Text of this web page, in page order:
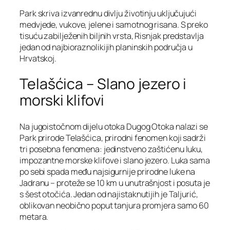
Park skriva izvanrednu divlju životinju uključujući
medvjede, vukove, jelene i samotnog risana. S preko
tisuću zabilježenih biljnih vrsta, Risnjak predstavlja
jedan od najbioraznolikijih planinskih područja u
Hrvatskoj.
Telašćica – Slano jezero i
morski klifovi
Na jugoistočnom dijelu otoka Dugog Otoka nalazi se
Park prirode Telašćica, prirodni fenomen koji sadrži
tri posebna fenomena: jedinstveno zaštićenu luku,
impozantne morske klifove i slano jezero. Luka sama
po sebi spada među najsigurnije prirodne luke na
Jadranu – proteže se 10 km u unutrašnjost i posuta je
s šest otočića. Jedan od najistaknutijih je Taljurić,
oblikovan neobično poput tanjura promjera samo 60
metara.